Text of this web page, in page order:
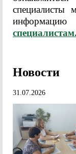
специалисты
специалистам.
Новости
31.07.2026